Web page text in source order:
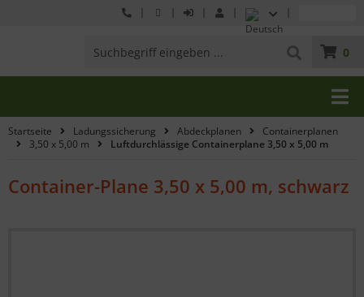
0
Startseite Ladungssicherung Abdeckplanen
Containerplanen
3,50 x 5,00 m
Luftdurchlässige Containerplane 3,50 x 5,00 m
Container-Plane 3,50 x 5,00 m, schwarz